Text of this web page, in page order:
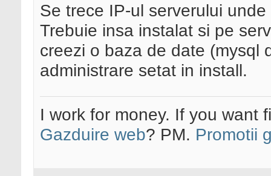
Se trece IP-ul serverului
Trebuie insa instalat si pe
creezi o baza de date (mysql
administrare setat in install.
I work for money. If you want
Gazduire web? PM. Promotii